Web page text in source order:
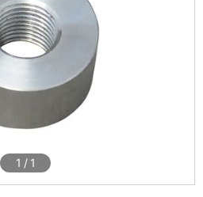
1 / 1